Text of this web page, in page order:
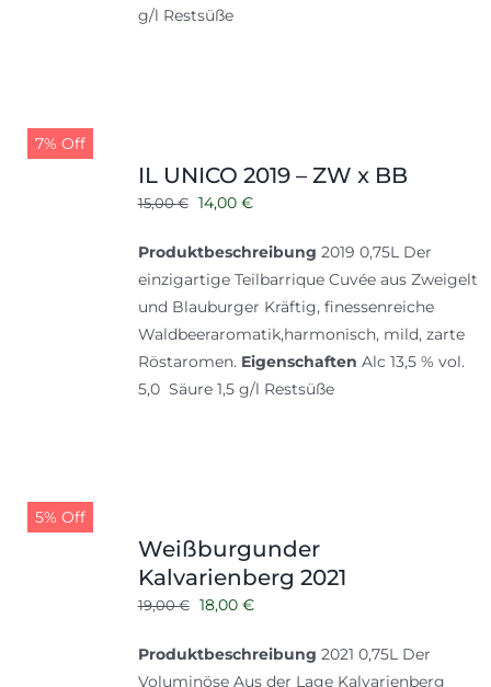
g/l Restsüße
7% Off
IL UNICO 2019 – ZW x BB
15,00€ Ursprünglicher
war:
15,00 €
14,00 €Aktueller
ist:
14,00 €.
Produktbeschreibung 2019 0,75L Der
einzigartige Teilbarrique Cuvée aus Zweigelt
und Blauburger Kräftig, finessenreiche
Waldbeeraromatik,harmonisch, mild, zarte
Röstaromen. Eigenschaften Alc 13,5 % vol.
5,0 Säure 1,5 g/l Restsüße
5% Off
Weißburgunder
Kalvarienberg 2021
19,00€ Ursprünglicher
war:
18,00 €Aktueller
ist:
Produktbeschreibung 2021 0,75L Der
Voluminöse Aus der Lage Kalvarienberg